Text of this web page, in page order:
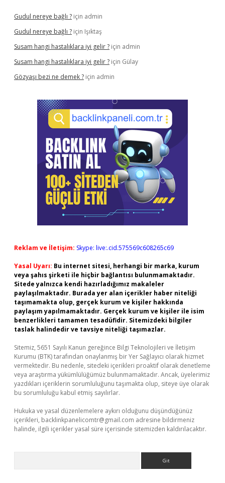
Gudul nereye bağlı ? için admin
Gudul nereye bağlı ? için Işıktaş
Susam hangi hastalıklara iyi gelir ? için admin
Susam hangi hastalıklara iyi gelir ? için Gülay
Gözyaşı bezi ne demek ? için admin
Reklam ve İletişim: Skype: live:.cid.575569c608265c69
Yasal Uyarı: Bu internet sitesi, herhangi bir marka, kurum
veya şahıs şirketi ile hiçbir bağlantısı bulunmamaktadır.
Sitede yalnızca kendi hazırladığımız makaleler
paylaşılmaktadır. Burada yer alan içerikler haber niteliği
taşımamakta olup, gerçek kurum ve kişiler hakkında
paylaşım yapılmamaktadır. Gerçek kurum ve kişiler ile isim
benzerlikleri tamamen tesadüfidir. Sitemizdeki bilgiler
taslak halindedir ve tavsiye niteliği taşımazlar.
Sitemiz, 5651 Sayılı Kanun gereğince Bilgi Teknolojileri ve İletişim
Kurumu (BTK) tarafından onaylanmış bir Yer Sağlayıcı olarak hizmet
vermektedir. Bu nedenle, sitedeki içerikleri proaktif olarak denetleme
veya araştırma yükümlülüğümüz bulunmamaktadır. Ancak, üyelerimiz
yazdıkları içeriklerin sorumluluğunu taşımakta olup, siteye üye olarak
bu sorumluluğu kabul etmiş sayılırlar.
Hukuka ve yasal düzenlemelere aykırı olduğunu düşündüğünüz
içerikleri, backlinkpanelicomtr@gmail.com adresine bildirmeniz
halinde, ilgili içerikler yasal süre içerisinde sitemizden kaldırılacaktır.